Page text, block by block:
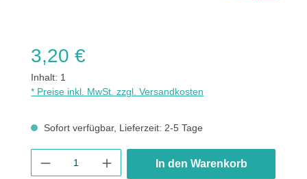
Regulärer Preis:
3,20 €
Inhalt: 1
* Preise inkl. MwSt. zzgl. Versandkosten
Sofort verfügbar, Lieferzeit: 2-5 Tage
In den Warenkorb